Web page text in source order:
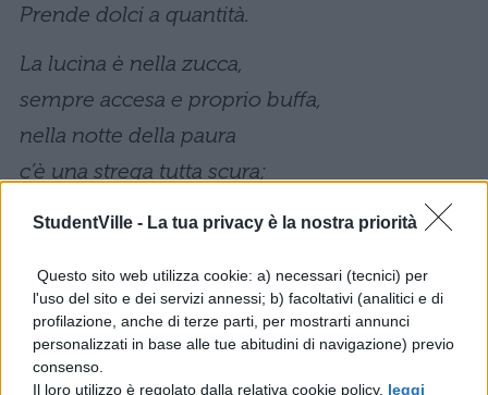
StudentVille - La tua privacy è la nostra priorità
Questo sito web utilizza cookie: a) necessari (tecnici) per
l'uso del sito e dei servizi annessi; b) facoltativi (analitici e di
profilazione, anche di terze parti, per mostrarti annunci
personalizzati in base alle tue abitudini di navigazione) previo
consenso.
Il loro utilizzo è regolato dalla relativa cookie policy, leggi
Prende dolci a quantità.
La lucina è nella zucca,
sempre accesa e proprio buffa,
nella notte della paura
c’è una strega tutta scura;
ma non voltarti arriva il fantasma
ad Halloween è tutto un marasma!
C’è la zucca illuminata